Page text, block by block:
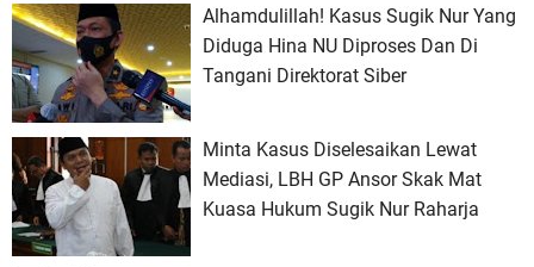
Alhamdulillah! Kasus Sugik Nur Yang
Diduga Hina NU Diproses Dan Di
Tangani Direktorat Siber
Minta Kasus Diselesaikan Lewat
Mediasi, LBH GP Ansor Skak Mat
Kuasa Hukum Sugik Nur Raharja